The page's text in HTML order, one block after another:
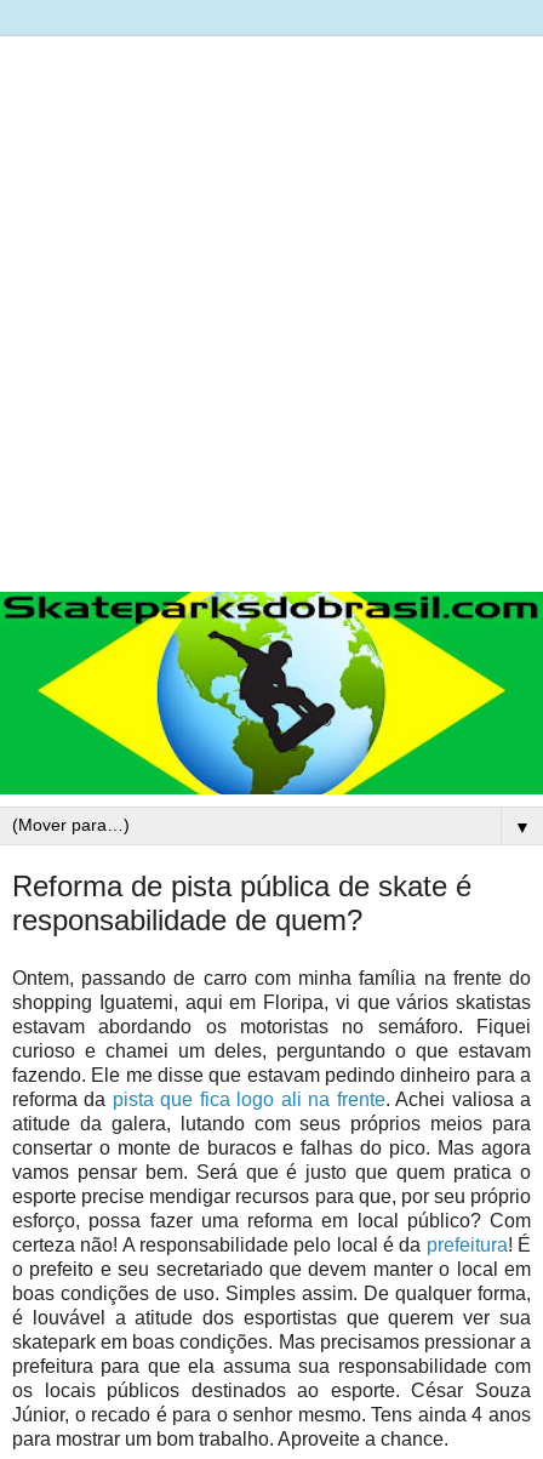
▼
Reforma de pista pública de skate é
responsabilidade de quem?
Ontem, passando de carro com minha família na frente do
shopping Iguatemi, aqui em Floripa, vi que vários skatistas
estavam abordando os motoristas no semáforo. Fiquei
curioso e chamei um deles, perguntando o que estavam
fazendo. Ele me disse que estavam pedindo dinheiro para a
reforma da pista que fica logo ali na frente. Achei valiosa a
atitude da galera, lutando com seus próprios meios para
consertar o monte de buracos e falhas do pico. Mas agora
vamos pensar bem. Será que é justo que quem pratica o
esporte precise mendigar recursos para que, por seu próprio
esforço, possa fazer uma reforma em local público? Com
certeza não! A responsabilidade pelo local é da prefeitura! É
o prefeito e seu secretariado que devem manter o local em
boas condições de uso. Simples assim. De qualquer forma,
é louvável a atitude dos esportistas que querem ver sua
skatepark em boas condições. Mas precisamos pressionar a
prefeitura para que ela assuma sua responsabilidade com
os locais públicos destinados ao esporte. César Souza
Júnior, o recado é para o senhor mesmo. Tens ainda 4 anos
para mostrar um bom trabalho. Aproveite a chance.